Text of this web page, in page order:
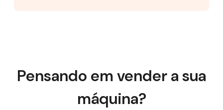
Pensando em vender a sua
máquina?